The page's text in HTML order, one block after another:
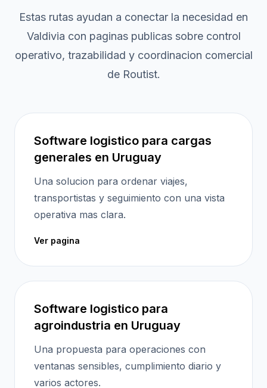
Estas rutas ayudan a conectar la necesidad en
Valdivia con paginas publicas sobre control
operativo, trazabilidad y coordinacion comercial
de Routist.
Software logistico para cargas
generales en Uruguay
Una solucion para ordenar viajes,
transportistas y seguimiento con una vista
operativa mas clara.
Ver pagina
Software logistico para
agroindustria en Uruguay
Una propuesta para operaciones con
ventanas sensibles, cumplimiento diario y
varios actores.